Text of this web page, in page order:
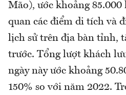
Mão), ước khoảng
quan các điểm di tích và
lịch sử trên địa bàn tỉnh,
trước. Tổng lượt khách
ngày này ước khoảng
150% so với năm 2022.